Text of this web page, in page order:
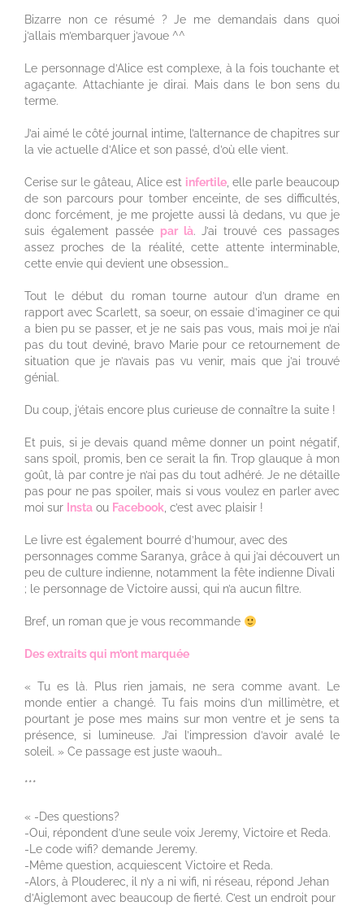
Bizarre non ce résumé ? Je me demandais dans quoi
j’allais m’embarquer j’avoue ^^
Le personnage d’Alice est complexe, à la fois touchante et
agaçante. Attachiante je dirai. Mais dans le bon sens du
terme.
J’ai aimé le côté journal intime, l’alternance de chapitres sur
la vie actuelle d’Alice et son passé, d’où elle vient.
Cerise sur le gâteau, Alice est infertile, elle parle beaucoup
de son parcours pour tomber enceinte, de ses difficultés,
donc forcément, je me projette aussi là dedans, vu que je
suis également passée par là. J’ai trouvé ces passages
assez proches de la réalité, cette attente interminable,
cette envie qui devient une obsession…
Tout le début du roman tourne autour d’un drame en
rapport avec Scarlett, sa soeur, on essaie d’imaginer ce qui
a bien pu se passer, et je ne sais pas vous, mais moi je n’ai
pas du tout deviné, bravo Marie pour ce retournement de
situation que je n’avais pas vu venir, mais que j’ai trouvé
génial.
Du coup, j’étais encore plus curieuse de connaître la suite !
Et puis, si je devais quand même donner un point négatif,
sans spoil, promis, ben ce serait la fin. Trop glauque à mon
goût, là par contre je n’ai pas du tout adhéré. Je ne détaille
pas pour ne pas spoiler, mais si vous voulez en parler avec
moi sur Insta ou Facebook, c’est avec plaisir !
Le livre est également bourré d’humour, avec des
personnages comme Saranya, grâce à qui j’ai découvert un
peu de culture indienne, notamment la fête indienne Divali
; le personnage de Victoire aussi, qui n’a aucun filtre.
Bref, un roman que je vous recommande
Des extraits qui m’ont marquée
« Tu es là. Plus rien jamais, ne sera comme avant. Le
monde entier a changé. Tu fais moins d’un millimètre, et
pourtant je pose mes mains sur mon ventre et je sens ta
présence, si lumineuse. J’ai l’impression d’avoir avalé le
soleil. » Ce passage est juste waouh…
***
« -Des questions?
-Oui, répondent d’une seule voix Jeremy, Victoire et Reda.
-Le code wifi? demande Jeremy.
-Même question, acquiescent Victoire et Reda.
-Alors, à Plouderec, il n’y a ni wifi, ni réseau, répond Jehan
d’Aiglemont avec beaucoup de fierté. C’est un endroit pour